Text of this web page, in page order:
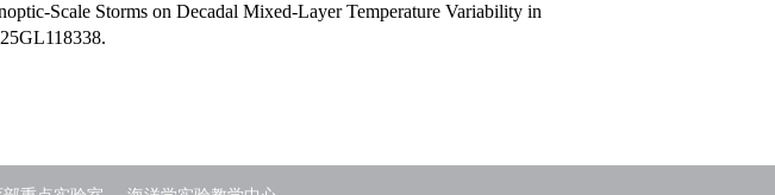
Storms on Decadal Mixed‐Layer Temperature Variability in